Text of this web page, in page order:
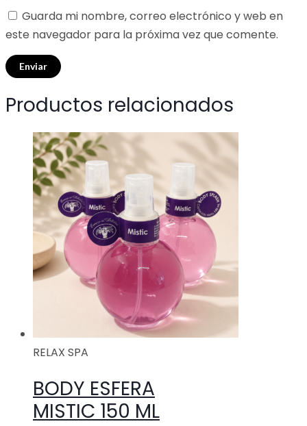
Guarda mi nombre, correo electrónico y web en
este navegador para la próxima vez que comente.
Productos relacionados
RELAX SPA
BODY ESFERA
MISTIC 150 ML